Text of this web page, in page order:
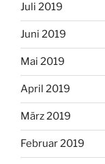
Juli 2019
Juni 2019
Mai 2019
April 2019
März 2019
Februar 2019